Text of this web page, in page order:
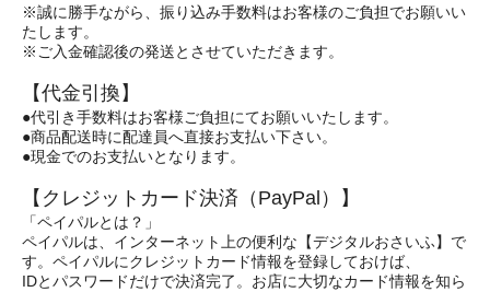
※誠に勝手ながら、振り込み手数料はお客様のご負担でお願いい
たします。
※ご入金確認後の発送とさせていただきます。
【代金引換】
●代引き手数料はお客様ご負担にてお願いいたします。
●商品配送時に配達員へ直接お支払い下さい。
●現金でのお支払いとなります。
【クレジットカード決済（PayPal）】
「ペイパルとは？」
ペイパルは、インターネット上の便利な【デジタルおさいふ】で
す。ペイパルにクレジットカード情報を登録しておけば、
IDとパスワードだけで決済完了。お店に大切なカード情報を知ら